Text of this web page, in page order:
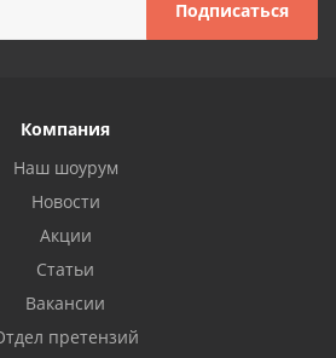
Компания
Наш шоурум
Новости
Акции
Статьи
Вакансии
претензий